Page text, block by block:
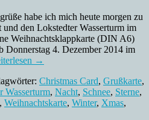
habe ich mich heute morgen zu
den Lokstedter Wasserturm im
Weihnachtsklappkarte (DIN A6)
Donnerstag 4. Dezember 2014 im
→
Christmas Card, Grußkarte,
Wasserturm, Nacht, Schnee, Sterne,
, Weihnachtskarte, Winter, Xmas,